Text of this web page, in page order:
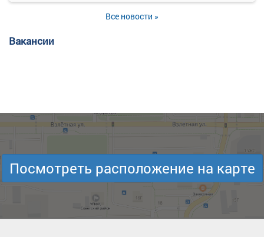
Все новости »
Вакансии
Посмотреть расположение на карте